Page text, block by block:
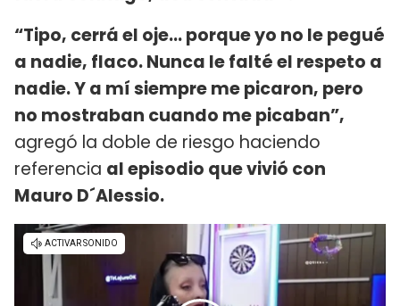
“Tipo, cerrá el oje… porque yo no le pegué
a nadie, flaco. Nunca le falté el respeto a
nadie. Y a mí siempre me picaron, pero
no mostraban cuando me picaban”,
agregó la doble de riesgo haciendo
referencia al episodio que vivió con
Mauro D´Alessio.